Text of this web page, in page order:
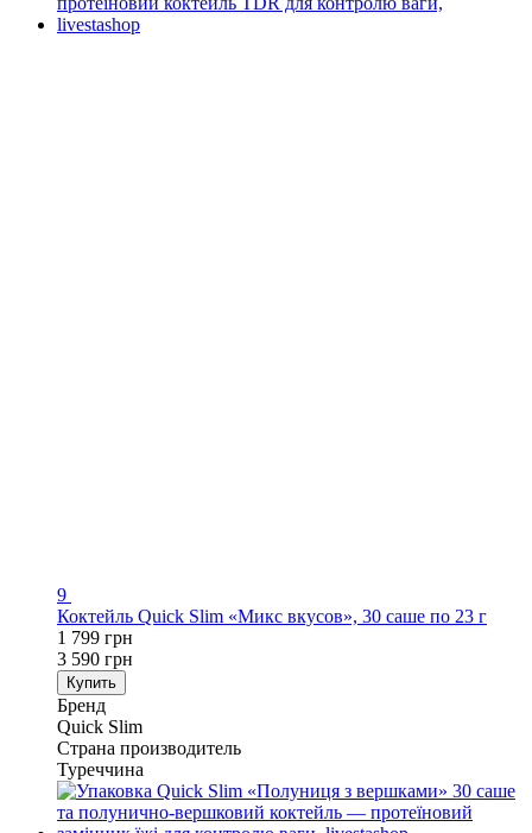
9
Коктейль Quick Slim «Микс вкусов», 30 саше по 23 г
1 799 грн
3 590 грн
Купить
Бренд
Quick Slim
Страна производитель
Туреччина